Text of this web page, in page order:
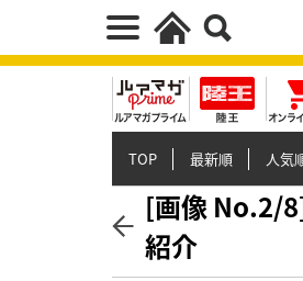
TOP 最新順 人気
[画像 No.2/
紹介